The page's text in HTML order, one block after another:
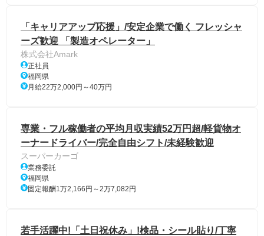
「キャリアアップ応援」/安定企業で働く フレッシャ
ーズ歓迎 「製造オペレーター」
株式会社Amark
正社員
福岡県
月給22万2,000円～40万円
専業・フル稼働者の平均月収実績52万円超/軽貨物オ
ーナードライバー/完全自由シフト/未経験歓迎
スーパーカーゴ
業務委託
福岡県
固定報酬1万2,166円～2万7,082円
若手活躍中!「土日祝休み」!検品・シール貼り/丁寧